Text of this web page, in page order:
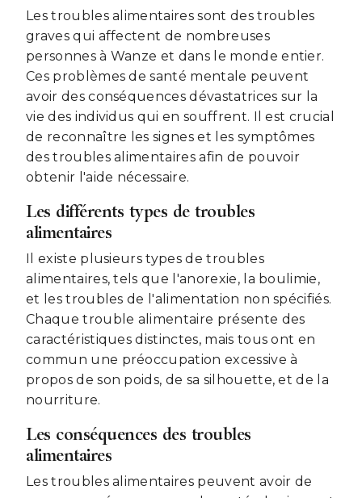
Les troubles alimentaires sont des troubles
graves qui affectent de nombreuses
personnes à Wanze et dans le monde entier.
Ces problèmes de santé mentale peuvent
avoir des conséquences dévastatrices sur la
vie des individus qui en souffrent. Il est crucial
de reconnaître les signes et les symptômes
des troubles alimentaires afin de pouvoir
obtenir l'aide nécessaire.
Les différents types de troubles
alimentaires
Il existe plusieurs types de troubles
alimentaires, tels que l'anorexie, la boulimie,
et les troubles de l'alimentation non spécifiés.
Chaque trouble alimentaire présente des
caractéristiques distinctes, mais tous ont en
commun une préoccupation excessive à
propos de son poids, de sa silhouette, et de la
nourriture.
Les conséquences des troubles
alimentaires
Les troubles alimentaires peuvent avoir de